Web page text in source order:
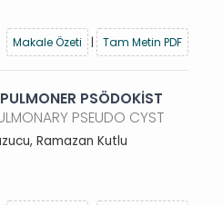
Makale Özeti
| Tam Metin PDF
PSÖDOKİST
PSEUDO CYST
Ramazan Kutlu